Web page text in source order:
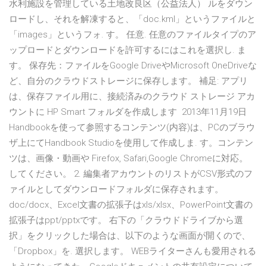
水利施設を管理している土地改良区（公益法人） ルをダウン
ロードし、それを解凍すると、「doc.kml」というファイルと
「images」というフォ. す。 任意. 任意のファイルタイプのア
ップロードとダウンロードを許可するにはこれを選択し. ま
す。 保存先：ファイルをGoogle DriveやMicrosoft OneDriveな
ど、自分のクラウドストレージに保存します。 補足: アプリ
は、保存ファイル用に、接続済みのクラウド ストレージ アカ
ウントに HP Smart フォルダを作成します 2013年11月19日
Handbookを使って参照するコンテンツ(内容)は、PCのブラウ
ザ上にてHandbook Studioを使用して作成しま. す。コンテン
ツは、画像・動画や Firefox, Safari,Google Chromeに対応。
してください。 2. 編集者アカウントのリストがCSV形式のフ
ァイルとしてダウンロードフォルダに保存されます。
doc/docx、Excel文書の拡張子はxls/xlsx、PowerPoint文書の
拡張子はppt/pptxです。 右下の「クラウドドライブから選
択」をクリックした場合は、以下のような画面が開くので、
「Dropbox」を. 選択します。 WEBライターさんも愛用される